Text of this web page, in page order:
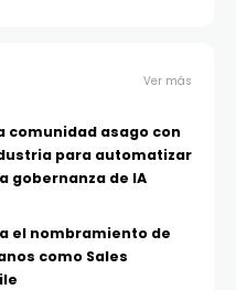
Ver más
comunidad asago con
para automatizar
gobernanza de IA
el nombramiento de
como Sales